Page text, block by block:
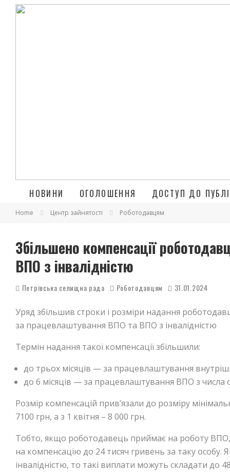
НОВИНИ ОГОЛОШЕННЯ ДОСТУП ДО
Home Центр зайнятості Роботодавцям
Збільшено компенсації
ВПО з інвалідністю
Петрівська селищна рада Роботодавцям 31.01.2024
Уряд збільшив строки і розміри надання
за працевлаштування ВПО та ВПО з інвалідністю
Термін надання такої компенсації збільшили:
до трьох місяців — за працевлаштування
до 6 місяців — за працевлаштування ВПО з числа
Розмір компенсацій прив’язали до розміру
7100 грн, а з 1 квітня – 8 000 грн.
Тобто, якщо роботодавець приймає на роботу
на компенсацію до 24 тисяч гривень за таку особу.
інвалідністю, то такі виплати можуть складати до